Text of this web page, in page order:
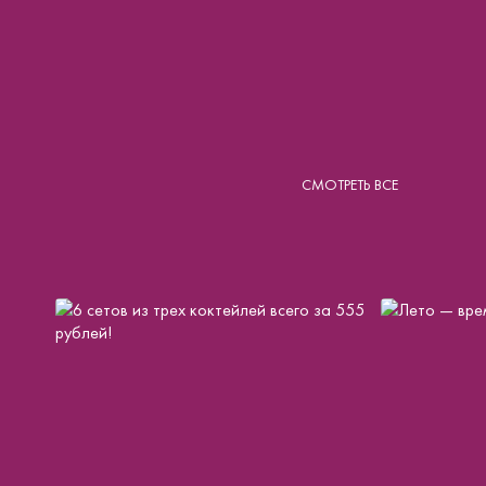
СМОТРЕТЬ ВСЕ